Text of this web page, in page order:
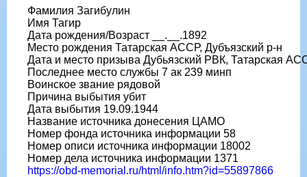
Фамилия Загибулин
Имя Тагир
Дата рождения/Возраст __.__.1892
Место рождения Татарская АССР, Дубъязский р-н
Дата и место призыва Дубьязский РВК, Татарская
Последнее место службы 7 ак 239 минп
Воинское звание рядовой
Причина выбытия убит
Дата выбытия 19.09.1944
Название источника донесения ЦАМО
Номер фонда источника информации 58
Номер описи источника информации 18002
Номер дела источника информации 1371
https://obd-memorial.ru/html/info.htm?id=55897866